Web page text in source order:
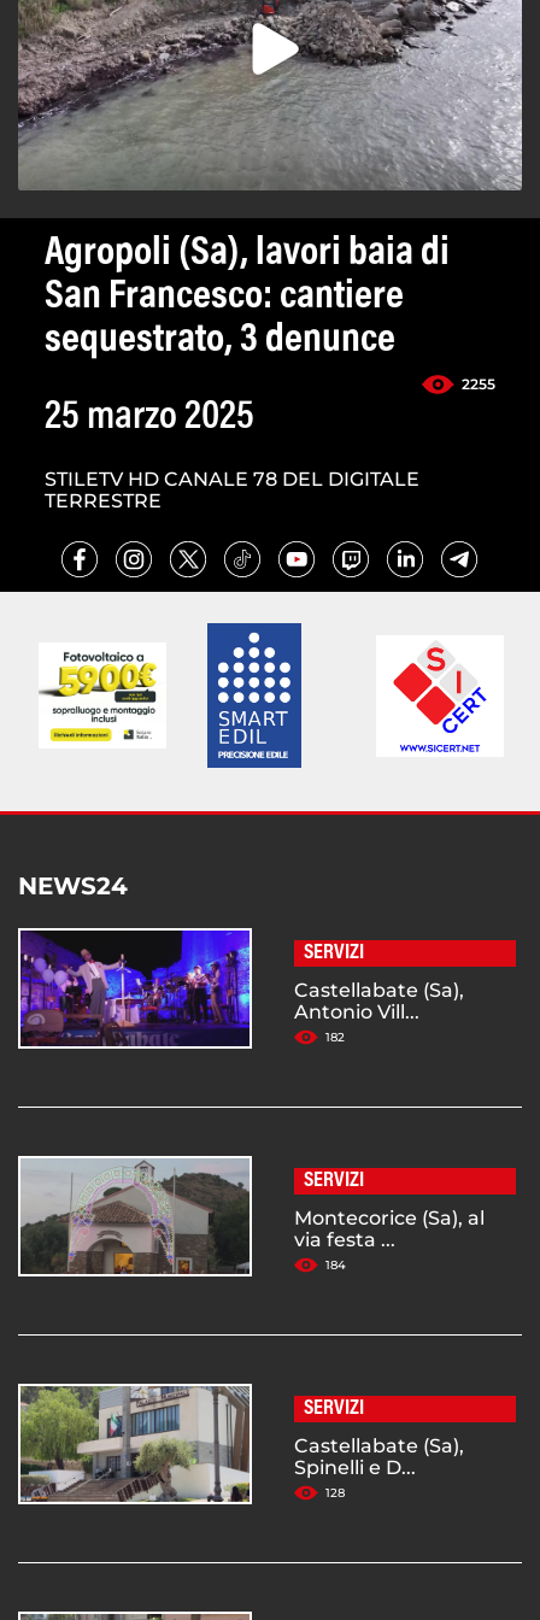
Agropoli (Sa), lavori baia di
San Francesco: cantiere
sequestrato, 3 denunce
2255
25 marzo 2025
STILETV HD CANALE 78 DEL DIGITALE
TERRESTRE
NEWS24
SERVIZI
Castellabate (Sa),
Antonio Vill...
182
SERVIZI
Montecorice (Sa), al
via festa ...
184
SERVIZI
Castellabate (Sa),
Spinelli e D...
128